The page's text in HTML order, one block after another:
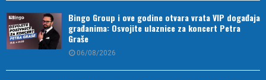
Bingo Group i ove godine otvara vrata VIP događaja
građanima: Osvojite ulaznice za koncert Petra
Graše
06/08/2026